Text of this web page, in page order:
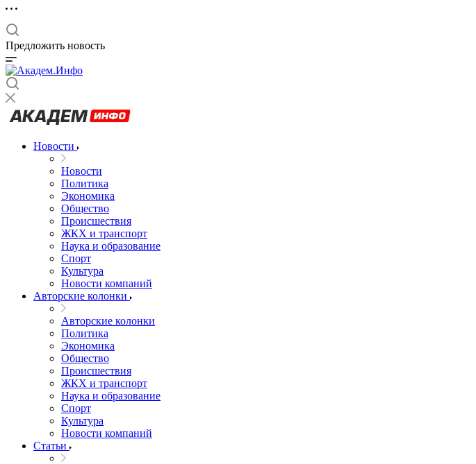
Предложить новость
Новости
Новости
Политика
Экономика
Общество
Происшествия
ЖКХ и транспорт
Наука и образование
Спорт
Культура
Новости компаний
Авторские колонки
Авторские колонки
Политика
Экономика
Общество
Происшествия
ЖКХ и транспорт
Наука и образование
Спорт
Культура
Новости компаний
Статьи